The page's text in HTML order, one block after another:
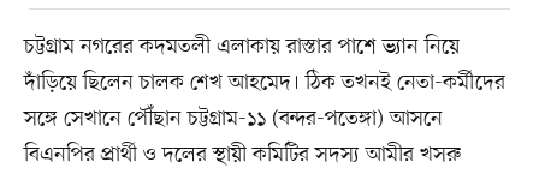
চট্টগ্রাম নগরের কদমতলী এলাকায় রাস্তার পাশে ভ্যান নিয়ে
দাঁড়িয়ে ছিলেন চালক শেখ আহমেদ। ঠিক তখনই নেতা-কর্মীদের
সঙ্গে সেখানে পৌঁছান চট্টগ্রাম-১১ (বন্দর-পতেঙ্গা) আসনে
বিএনপির প্রার্থী ও দলের স্থায়ী কমিটির সদস্য আমীর খসরু